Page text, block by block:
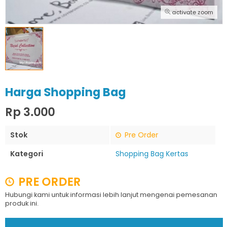
activate zoom
Harga Shopping Bag
Rp 3.000
Stok
Pre Order
Kategori
Shopping Bag Kertas
PRE ORDER
Hubungi kami untuk informasi lebih lanjut mengenai pemesanan
produk ini.